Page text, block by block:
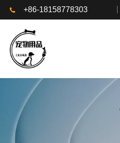
+86-18158778303